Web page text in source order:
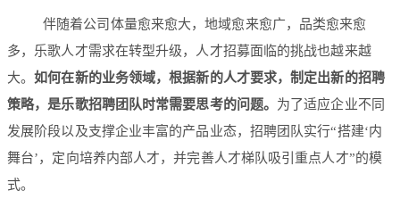
伴随着公司体量愈来愈大，地域愈来愈广，品类愈来愈
多，乐歌人才需求在转型升级，人才招募面临的挑战也越来越
大。如何在新的业务领域，根据新的人才要求，制定出新的招聘
策略，是乐歌招聘团队时常需要思考的问题。 为了适应企业不同
发展阶段以及支撑企业丰富的产品业态，招聘团队实行“搭建‘内
舞台’，定向培养内部人才，并完善人才梯队吸引重点人才”的模
式。